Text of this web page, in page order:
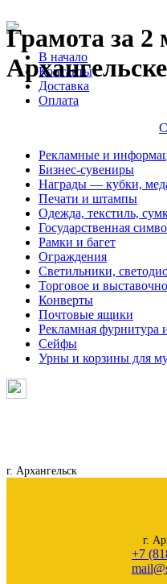
Грамота за 2
Архангельске
В начало
Контакты
Доставка
Оплата
Рекламные и
Бизнес-сувениры
Награды — кубки,
Печати и штампы
Одежда, текстиль,
Государственная
Рамки и багет
Ограждения
Светильники,
Торговое и
Конверты
Почтовые ящики
Рекламная фурнитура
Сейфы
Урны и корзины для
г. Архангельск
г.
+7